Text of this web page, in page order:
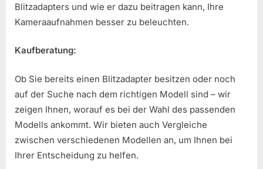
Blitzadapters und wie er dazu beitragen kann, Ihre
Kameraaufnahmen besser zu beleuchten.
Kaufberatung:
Ob Sie bereits einen Blitzadapter besitzen oder noch
auf der Suche nach dem richtigen Modell sind – wir
zeigen Ihnen, worauf es bei der Wahl des passenden
Modells ankommt. Wir bieten auch Vergleiche
zwischen verschiedenen Modellen an, um Ihnen bei
Ihrer Entscheidung zu helfen.